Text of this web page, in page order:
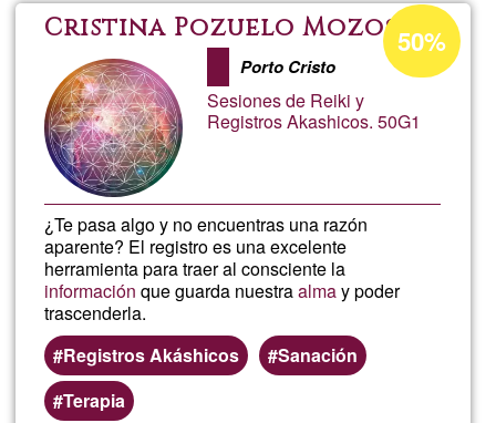
On-
line
Cristina Pozuelo Mozos
Porto Cristo
Sesiones de Reiki y
Registros Akashicos. 50G1
¿Te pasa algo y no encuentras una razón
aparente? El registro es una excelente
herramienta para traer al consciente la
información que guarda nuestraalmay poder
trascenderla.
Registros Akáshicos
Sanación
Terapia
Percentatge
d'acceptació
de
G1
50%